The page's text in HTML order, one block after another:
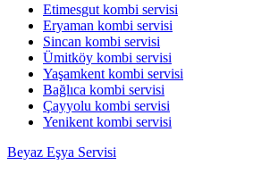
Etimesgut kombi servisi
Eryaman kombi servisi
Sincan kombi servisi
Ümitköy kombi servisi
Yaşamkent kombi servisi
Bağlıca kombi servisi
Çayyolu kombi servisi
Yenikent kombi servisi
Beyaz Eşya Servisi